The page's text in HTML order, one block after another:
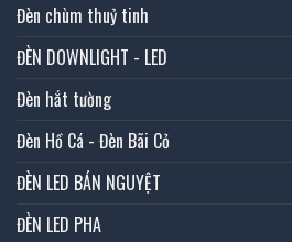
Đèn chùm thuỷ tinh
ĐÈN DOWNLIGHT - LED
Đèn hắt tường
Đèn Hồ Cá - Đèn Bãi Cỏ
ĐÈN LED BÁN NGUYỆT
ĐÈN LED PHA